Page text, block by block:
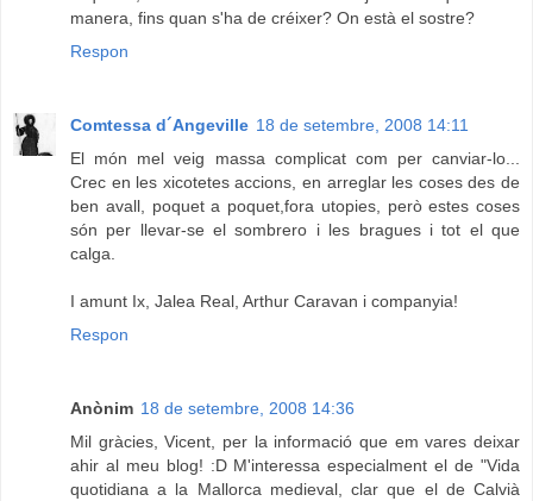
manera, fins quan s'ha de créixer? On està el sostre?
Respon
Comtessa d´Angeville 18 de setembre, 2008 14:11
El món mel veig massa complicat com per canviar-lo...
Crec en les xicotetes accions, en arreglar les coses des de
ben avall, poquet a poquet,fora utopies, però estes coses
són per llevar-se el sombrero i les bragues i tot el que
calga.
I amunt Ix, Jalea Real, Arthur Caravan i companyia!
Respon
Anònim 18 de setembre, 2008 14:36
Mil gràcies, Vicent, per la informació que em vares deixar
ahir al meu blog! :D M'interessa especialment el de "Vida
quotidiana a la Mallorca medieval, clar que el de Calvià